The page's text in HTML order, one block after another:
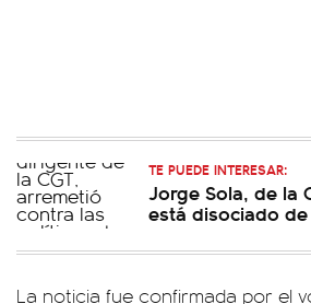
TE PUEDE INTERESAR:
Jorge Sola, de la
está disociado
La noticia fue confirmada por el